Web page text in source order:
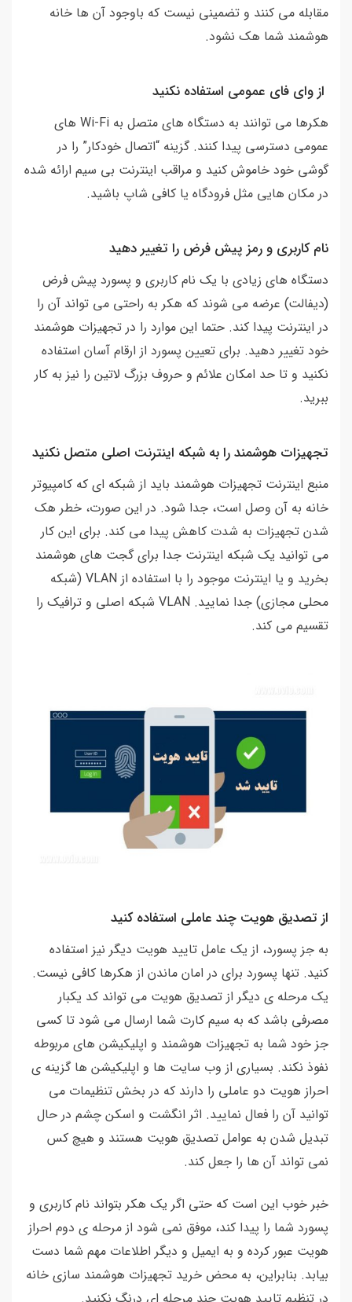
مقابله می کنند و تضمینی نیست که باوجود آن ها خانه
هوشمند شما هک نشود.
از وای فای عمومی استفاده نکنید
هکرها می توانند به دستگاه های متصل به Wi-Fi های
عمومی دسترسی پیدا کنند. گزینه “اتصال خودکار” را در
گوشی خود خاموش کنید و مراقب اینترنت بی سیم ارائه شده
در مکان هایی مثل فرودگاه یا کافی شاپ باشید.
نام کاربری و رمز پیش فرض را تغییر دهید
دستگاه های زیادی با یک نام کاربری و پسورد پیش فرض
(دیفالت) عرضه می شوند که هکر به راحتی می تواند آن را
در اینترنت پیدا کند. حتما این موارد را در تجهیزات هوشمند
خود تغییر دهید. برای تعیین پسورد از ارقام آسان استفاده
نکنید و تا حد امکان علائم و حروف بزرگ لاتین را نیز به کار
ببرید.
تجهیزات هوشمند را به شبکه اینترنت اصلی متصل نکنید
منبع اینترنت تجهیزات هوشمند باید از شبکه ای که کامپیوتر
خانه به آن وصل است، جدا شود. در این صورت، خطر هک
شدن تجهیزات به شدت کاهش پیدا می کند. برای این کار
می توانید یک شبکه اینترنت جدا برای گجت های هوشمند
بخرید و یا اینترنت موجود را با استفاده از VLAN (شبکه
محلی مجازی) جدا نمایید. VLAN شبکه اصلی و ترافیک را
تقسیم می کند.
از تصدیق هویت چند عاملی استفاده کنید
به جز پسورد، از یک عامل تایید هویت دیگر نیز استفاده
کنید. تنها پسورد برای در امان ماندن از هکرها کافی نیست.
یک مرحله ی دیگر از تصدیق هویت می تواند کد یکبار
مصرفی باشد که به سیم کارت شما ارسال می شود تا کسی
جز خود شما به تجهیزات هوشمند و اپلیکیشن های مربوطه
نفوذ نکند. بسیاری از وب سایت ها و اپلیکیشن ها گزینه ی
احراز هویت دو عاملی را دارند که در بخش تنظیمات می
توانید آن را فعال نمایید. اثر انگشت و اسکن چشم در حال
تبدیل شدن به عوامل تصدیق هویت هستند و هیچ کس
نمی تواند آن ها را جعل کند.
خبر خوب این است که حتی اگر یک هکر بتواند نام کاربری و
پسورد شما را پیدا کند، موفق نمی شود از مرحله ی دوم احراز
هویت عبور کرده و به ایمیل و دیگر اطلاعات مهم شما دست
بیابد. بنابراین، به محض خرید تجهیزات هوشمند سازی خانه